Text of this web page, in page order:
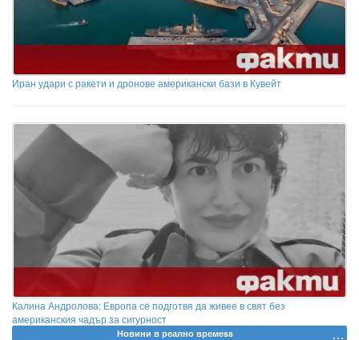
Иран удари с ракети и дронове американски бази в Кувейт
Калина Андролова: Европа се подготвя да живее в свят без
американския чадър за сигурност
Новини в реално времеss